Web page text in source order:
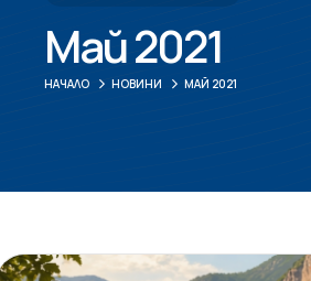
Май 2021
НАЧАЛО НОВИНИ МАЙ 2021